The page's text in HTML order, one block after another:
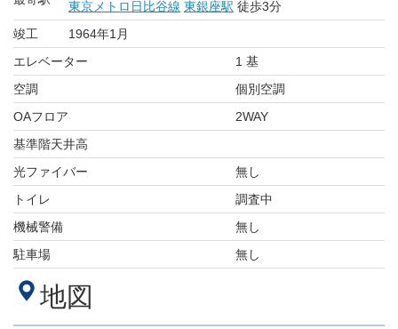
東京メトロ日比谷線 東銀座駅 徒歩3分
竣工
1964年1月
エレベーター
1 基
空調
個別空調
OAフロア
2WAY
基準階天井高
光ファイバー
無し
トイレ
調査中
機械警備
無し
駐車場
無し
地図